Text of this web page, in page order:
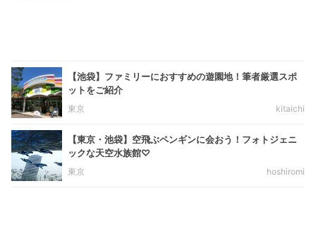
【池袋】ファミリーにおすすめの遊園地！筆者厳選スポ
ットをご紹介
東京 kitaichi
【東京・池袋】空飛ぶペンギンに会おう！フォトジェニ
ックな天空水族館♡
東京 hoshiromi